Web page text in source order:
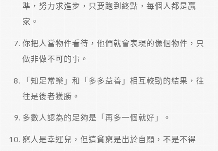
準，努力求進步，只要跑到終點，每個人都是贏
家。
你把人當物件看待，他們就會表現的像個物件，只
做非做不可的事。
「知足常樂」和「多多益善」相互較勁的結果，往
往是後者獲勝。
多數人認為的足夠是「再多一個就好」。
窮人是幸運兒，但這貧窮是出於自願，不是不得